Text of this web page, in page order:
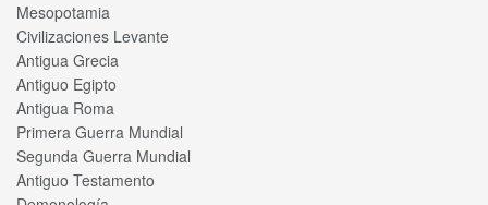
Mesopotamia
Civilizaciones Levante
Antigua Grecia
Antiguo Egipto
Antigua Roma
Primera Guerra Mundial
Segunda Guerra Mundial
Antiguo Testamento